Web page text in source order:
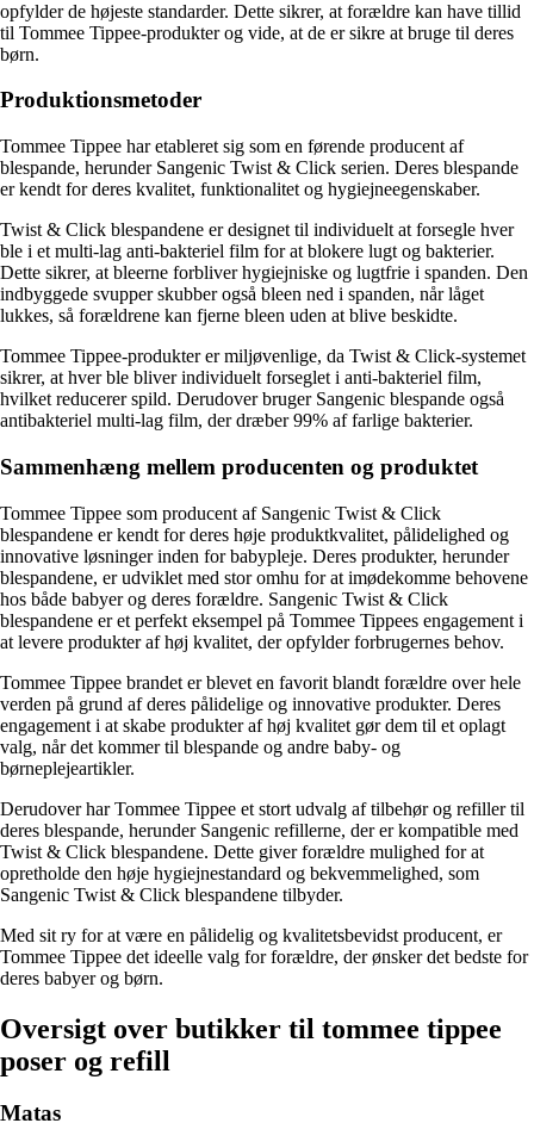
opfylder de højeste standarder. Dette sikrer, at forældre kan have tillid
til Tommee Tippee-produkter og vide, at de er sikre at bruge til deres
børn.
Produktionsmetoder
Tommee Tippee har etableret sig som en førende producent af
blespande, herunder Sangenic Twist & Click serien. Deres blespande
er kendt for deres kvalitet, funktionalitet og hygiejneegenskaber.
Twist & Click blespandene er designet til individuelt at forsegle hver
ble i et multi-lag anti-bakteriel film for at blokere lugt og bakterier.
Dette sikrer, at bleerne forbliver hygiejniske og lugtfrie i spanden. Den
indbyggede svupper skubber også bleen ned i spanden, når låget
lukkes, så forældrene kan fjerne bleen uden at blive beskidte.
Tommee Tippee-produkter er miljøvenlige, da Twist & Click-systemet
sikrer, at hver ble bliver individuelt forseglet i anti-bakteriel film,
hvilket reducerer spild. Derudover bruger Sangenic blespande også
antibakteriel multi-lag film, der dræber 99% af farlige bakterier.
Sammenhæng mellem producenten og produktet
Tommee Tippee som producent af Sangenic Twist & Click
blespandene er kendt for deres høje produktkvalitet, pålidelighed og
innovative løsninger inden for babypleje. Deres produkter, herunder
blespandene, er udviklet med stor omhu for at imødekomme behovene
hos både babyer og deres forældre. Sangenic Twist & Click
blespandene er et perfekt eksempel på Tommee Tippees engagement i
at levere produkter af høj kvalitet, der opfylder forbrugernes behov.
Tommee Tippee brandet er blevet en favorit blandt forældre over hele
verden på grund af deres pålidelige og innovative produkter. Deres
engagement i at skabe produkter af høj kvalitet gør dem til et oplagt
valg, når det kommer til blespande og andre baby- og
børneplejeartikler.
Derudover har Tommee Tippee et stort udvalg af tilbehør og refiller til
deres blespande, herunder Sangenic refillerne, der er kompatible med
Twist & Click blespandene. Dette giver forældre mulighed for at
opretholde den høje hygiejnestandard og bekvemmelighed, som
Sangenic Twist & Click blespandene tilbyder.
Med sit ry for at være en pålidelig og kvalitetsbevidst producent, er
Tommee Tippee det ideelle valg for forældre, der ønsker det bedste for
deres babyer og børn.
Oversigt over butikker til tommee tippee
poser og refill
Matas